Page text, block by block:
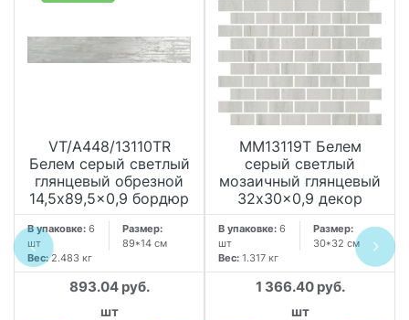
VT/A448/13110TR
Белем серый светлый
глянцевый обрезной
14,5x89,5x0,9 бордюр
В упаковке: 6
шт
Размер:
89*14 см
Вес:2.483 кг
893.04 руб.
шт
MM13119T Белем
серый светлый
мозаичный глянцевый
32x30x0,9 декор
В упаковке: 6
шт
Размер:
30*32 см
Вес: 1.317 кг
1 366.40 руб.
шт